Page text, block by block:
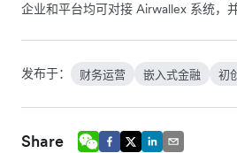
企业和平台均可对接 Airwallex 系统，
发布于： 财务运营 嵌入式金融 初
Share